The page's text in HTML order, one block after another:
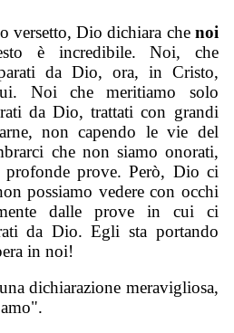
versetto, Dio dichiara che noi
è incredibile. Noi, che
da Dio, ora, in Cristo,
Noi che meritiamo solo
da Dio, trattati con grandi
non capendo le vie del
che non siamo onorati,
prove. Però, Dio ci
possiamo vedere con occhi
dalle prove in cui ci
da Dio. Egli sta portando
in noi!
dichiarazione meravigliosa,